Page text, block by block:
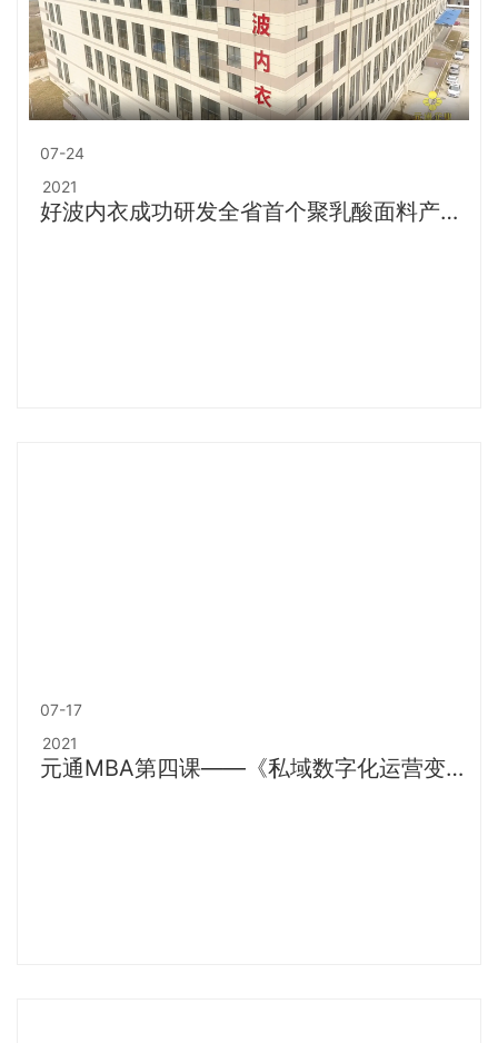
07-24
2021
好波内衣成功研发全省首个聚乳酸面料产品
07-17
2021
元通MBA第四课——《私域数字化运营变